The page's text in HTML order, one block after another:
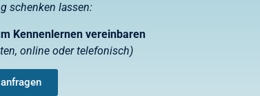
schenken lassen:
Kennenlernen vereinbaren
online oder telefonisch)